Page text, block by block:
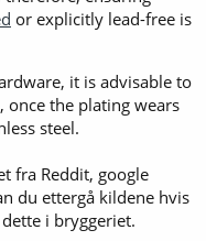
or explicitly lead-free is
it is advisable to
the plating wears
steel.
fra Reddit, google
du ettergå kildene hvis
i bryggeriet.